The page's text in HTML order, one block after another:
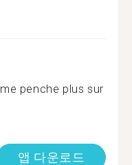
penche plus sur
앱 다운로드